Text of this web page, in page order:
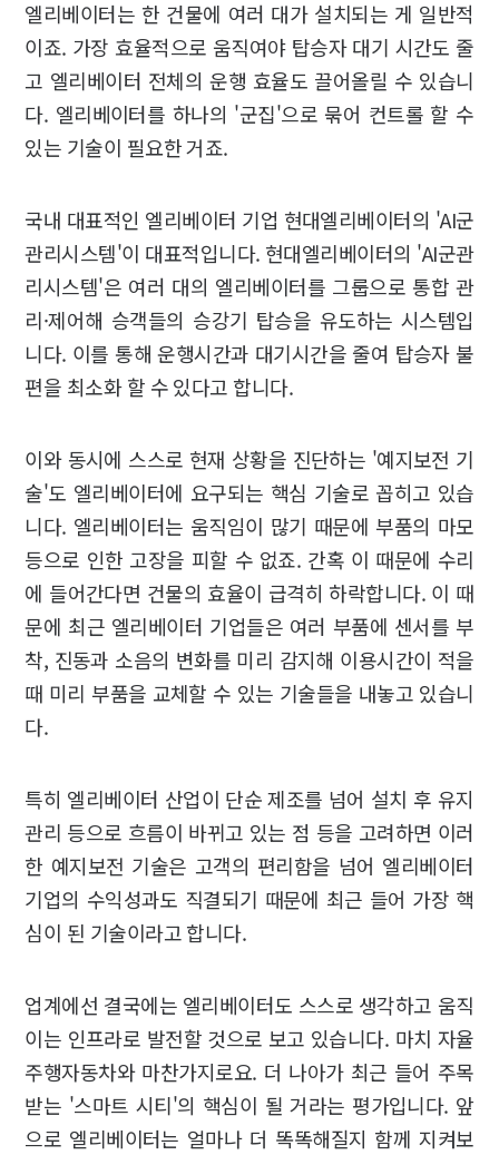
엘리베이터는 한 건물에 여러 대가 설치되는 게 일반적
이죠. 가장 효율적으로 움직여야 탑승자 대기 시간도 줄
고 엘리베이터 전체의 운행 효율도 끌어올릴 수 있습니
다. 엘리베이터를 하나의 '군집'으로 묶어 컨트롤 할 수
있는 기술이 필요한 거죠.
국내 대표적인 엘리베이터 기업 현대엘리베이터의 'AI군
관리시스템'이 대표적입니다. 현대엘리베이터의 'AI군관
리시스템'은 여러 대의 엘리베이터를 그룹으로 통합 관
리·제어해 승객들의 승강기 탑승을 유도하는 시스템입
니다. 이를 통해 운행시간과 대기시간을 줄여 탑승자 불
편을 최소화 할 수 있다고 합니다.
이와 동시에 스스로 현재 상황을 진단하는 '예지보전 기
술'도 엘리베이터에 요구되는 핵심 기술로 꼽히고 있습
니다. 엘리베이터는 움직임이 많기 때문에 부품의 마모
등으로 인한 고장을 피할 수 없죠. 간혹 이 때문에 수리
에 들어간다면 건물의 효율이 급격히 하락합니다. 이 때
문에 최근 엘리베이터 기업들은 여러 부품에 센서를 부
착, 진동과 소음의 변화를 미리 감지해 이용시간이 적을
때 미리 부품을 교체할 수 있는 기술들을 내놓고 있습니
다.
특히 엘리베이터 산업이 단순 제조를 넘어 설치 후 유지
관리 등으로 흐름이 바뀌고 있는 점 등을 고려하면 이러
한 예지보전 기술은 고객의 편리함을 넘어 엘리베이터
기업의 수익성과도 직결되기 때문에 최근 들어 가장 핵
심이 된 기술이라고 합니다.
업계에선 결국에는 엘리베이터도 스스로 생각하고 움직
이는 인프라로 발전할 것으로 보고 있습니다. 마치 자율
주행자동차와 마찬가지로요. 더 나아가 최근 들어 주목
받는 '스마트 시티'의 핵심이 될 거라는 평가입니다. 앞
으로 엘리베이터는 얼마나 더 똑똑해질지 함께 지켜보